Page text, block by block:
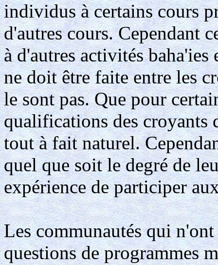
individus à certains cours
d'autres cours. Cependant
à d'autres activités
ne doit être faite entre les
le sont pas. Que pour
qualifications des croyants
tout à fait naturel.
quel que soit le degré de
expérience de participer
Les communautés qui n'ont
questions de programmes